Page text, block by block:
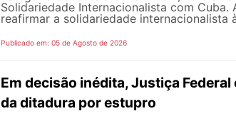
Solidariedade Internacionalista com Cuba.
reafirmar a solidariedade internacionalista
Publicado em: 05 de Agosto de 2026
Em decisão inédita, Justiça
da ditadura por estupro